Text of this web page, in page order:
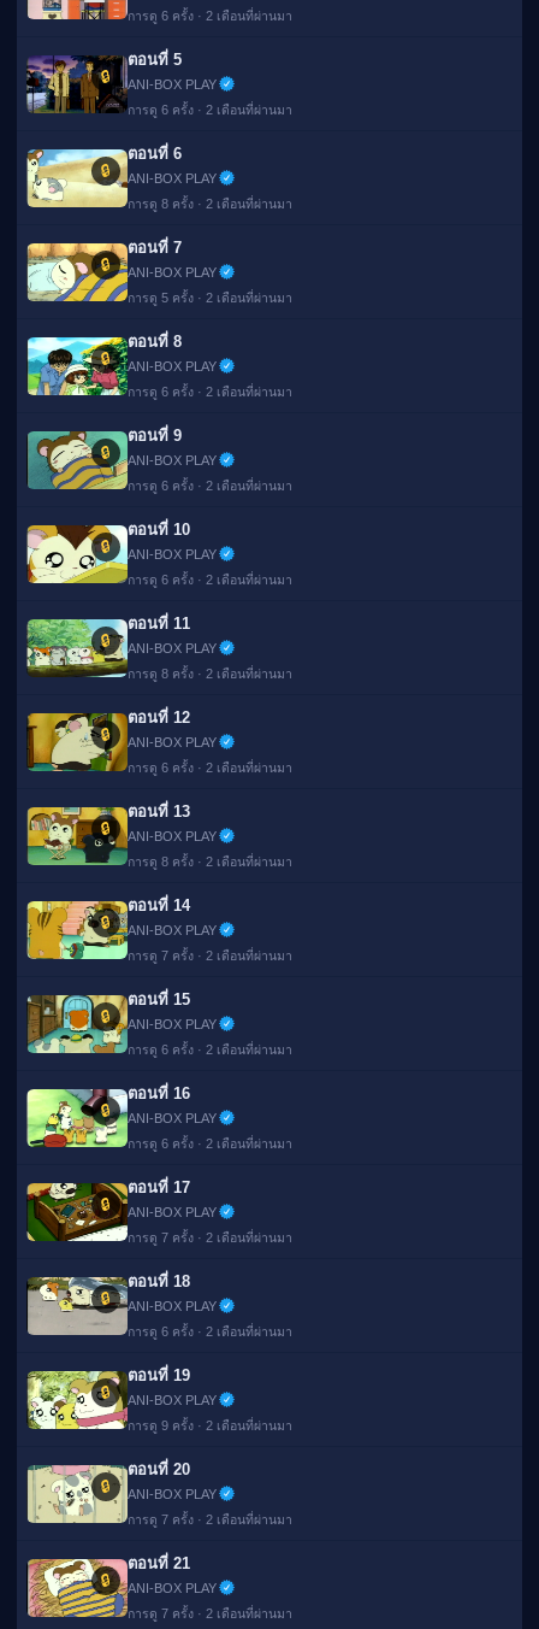
การดู 6 ครั้ง · 2 เดือนที่ผ่านมา
🔒
ตอนที่ 5
ANI-BOX PLAY
การดู 6 ครั้ง · 2 เดือนที่ผ่านมา
🔒
ตอนที่ 6
ANI-BOX PLAY
การดู 8 ครั้ง · 2 เดือนที่ผ่านมา
🔒
ตอนที่ 7
ANI-BOX PLAY
การดู 5 ครั้ง · 2 เดือนที่ผ่านมา
🔒
ตอนที่ 8
ANI-BOX PLAY
การดู 6 ครั้ง · 2 เดือนที่ผ่านมา
🔒
ตอนที่ 9
ANI-BOX PLAY
การดู 6 ครั้ง · 2 เดือนที่ผ่านมา
🔒
ตอนที่ 10
ANI-BOX PLAY
การดู 6 ครั้ง · 2 เดือนที่ผ่านมา
🔒
ตอนที่ 11
ANI-BOX PLAY
การดู 8 ครั้ง · 2 เดือนที่ผ่านมา
🔒
ตอนที่ 12
ANI-BOX PLAY
การดู 6 ครั้ง · 2 เดือนที่ผ่านมา
🔒
ตอนที่ 13
ANI-BOX PLAY
การดู 8 ครั้ง · 2 เดือนที่ผ่านมา
🔒
ตอนที่ 14
ANI-BOX PLAY
การดู 7 ครั้ง · 2 เดือนที่ผ่านมา
🔒
ตอนที่ 15
ANI-BOX PLAY
การดู 6 ครั้ง · 2 เดือนที่ผ่านมา
🔒
ตอนที่ 16
ANI-BOX PLAY
การดู 6 ครั้ง · 2 เดือนที่ผ่านมา
🔒
ตอนที่ 17
ANI-BOX PLAY
การดู 7 ครั้ง · 2 เดือนที่ผ่านมา
🔒
ตอนที่ 18
ANI-BOX PLAY
การดู 6 ครั้ง · 2 เดือนที่ผ่านมา
🔒
ตอนที่ 19
ANI-BOX PLAY
การดู 9 ครั้ง · 2 เดือนที่ผ่านมา
🔒
ตอนที่ 20
ANI-BOX PLAY
การดู 7 ครั้ง · 2 เดือนที่ผ่านมา
🔒
ตอนที่ 21
ANI-BOX PLAY
การดู 7 ครั้ง · 2 เดือนที่ผ่านมา